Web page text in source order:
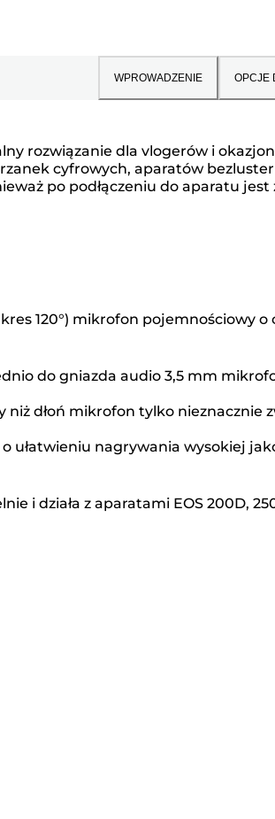
WPROWADZENIE OPCJE
rozwiązanie dla vlogerów i
cyfrowych, aparatów
po podłączeniu do aparatu
120°) mikrofon pojemnościowy
do gniazda audio 3,5 mm
niż dłoń mikrofon tylko
ułatwieniu nagrywania wysokiej
i działa z aparatami EOS 200D,